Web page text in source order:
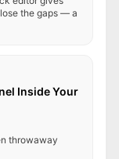
the gaps — a
Inside Your
throwaway